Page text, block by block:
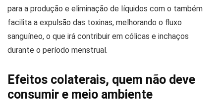
para a produção e eliminação de líquidos com o também
facilita a expulsão das toxinas, melhorando o fluxo
sanguíneo, o que irá contribuir em cólicas e inchaços
durante o período menstrual.
Efeitos colaterais, quem não deve
consumir e meio ambiente